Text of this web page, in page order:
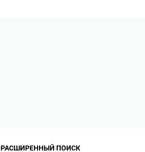
РАСШИРЕННЫЙ ПОИСК